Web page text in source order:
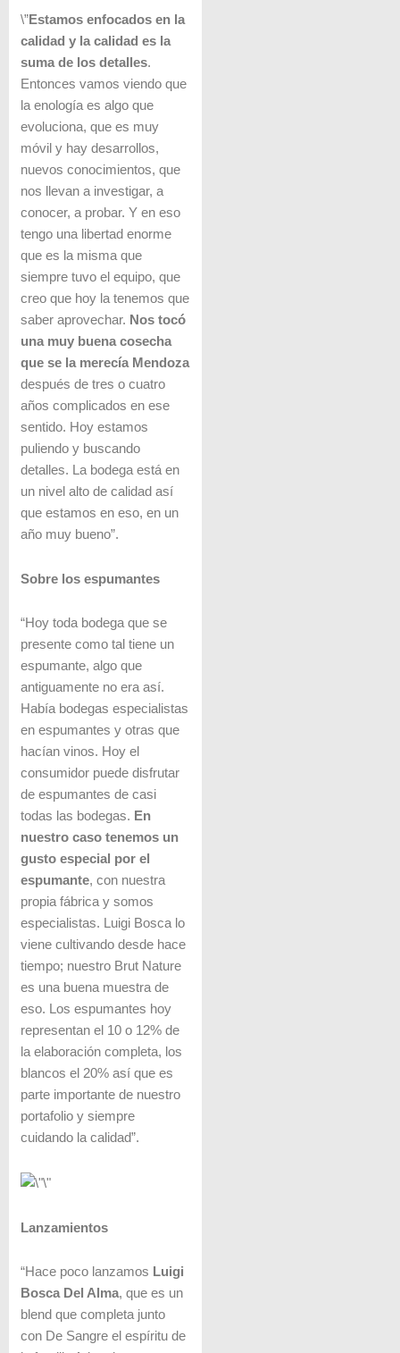
\”Estamos enfocados en la
calidad y la calidad es la
suma de los detalles.
Entonces vamos viendo que
la enología es algo que
evoluciona, que es muy
móvil y hay desarrollos,
nuevos conocimientos, que
nos llevan a investigar, a
conocer, a probar. Y en eso
tengo una libertad enorme
que es la misma que
siempre tuvo el equipo, que
creo que hoy la tenemos que
saber aprovechar. Nos tocó
una muy buena cosecha
que se la merecía Mendoza
después de tres o cuatro
años complicados en ese
sentido. Hoy estamos
puliendo y buscando
detalles. La bodega está en
un nivel alto de calidad así
que estamos en eso, en un
año muy bueno”.
Sobre los espumantes
“Hoy toda bodega que se
presente como tal tiene un
espumante, algo que
antiguamente no era así.
Había bodegas especialistas
en espumantes y otras que
hacían vinos. Hoy el
consumidor puede disfrutar
de espumantes de casi
todas las bodegas. En
nuestro caso tenemos un
gusto especial por el
espumante, con nuestra
propia fábrica y somos
especialistas. Luigi Bosca lo
viene cultivando desde hace
tiempo; nuestro Brut Nature
es una buena muestra de
eso. Los espumantes hoy
representan el 10 o 12% de
la elaboración completa, los
blancos el 20% así que es
parte importante de nuestro
portafolio y siempre
cuidando la calidad”.
Lanzamientos
“Hace poco lanzamos Luigi
Bosca Del Alma, que es un
blend que completa junto
con De Sangre el espíritu de